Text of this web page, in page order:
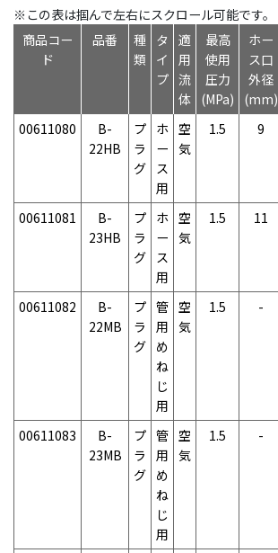
※この表は掴んで左右にスクロール可能です。
商品コー
ド
品番
種
類
タ
イ
プ
適
用
流
体
最高
使用
圧力
(MPa)
ホー
ス口
外径
(mm)
00611080
B-
22HB
プ
ラ
グ
ホ
ー
ス
用
空
気
1.5 9
00611081
B-
23HB
プ
ラ
グ
ホ
ー
ス
用
空
気
1.5 11
00611082
B-
22MB
プ
ラ
グ
管
用
め
ね
じ
用
空
気
1.5 -
00611083
B-
23MB
プ
ラ
グ
管
用
め
ね
じ
用
空
気
1.5 -